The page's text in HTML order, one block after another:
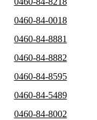
0460-84-0018
0460-84-8881
0460-84-8882
0460-84-8595
0460-84-5489
0460-84-8002